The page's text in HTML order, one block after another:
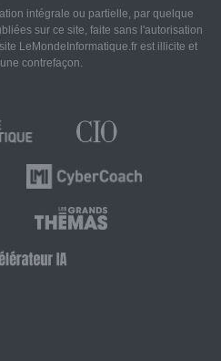
intégrale ou partielle, par quelque
sur ce site, faite sans l'autorisation
LeMondeInformatique.fr est illicite et
contrefaçon.